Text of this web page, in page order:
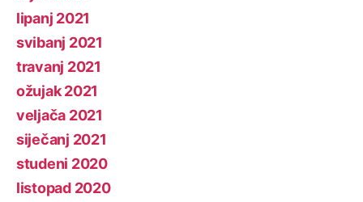
lipanj 2021
svibanj 2021
travanj 2021
ožujak 2021
veljača 2021
siječanj 2021
studeni 2020
listopad 2020